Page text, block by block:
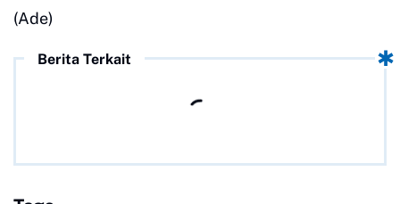
(Ade)
Berita Terkait